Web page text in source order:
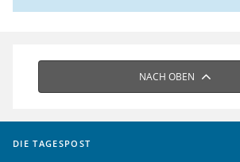
NACH OBEN
DIE TAGESPOST